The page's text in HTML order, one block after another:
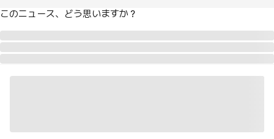
このニュース、どう思いますか？